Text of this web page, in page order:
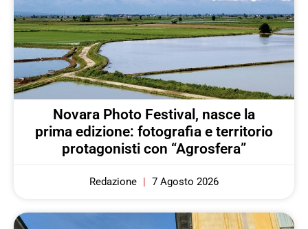
Novara Photo Festival, nasce la
prima edizione: fotografia e territorio
protagonisti con “Agrosfera”
Redazione 7 Agosto 2026